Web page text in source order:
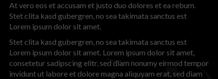
At vero eos et accusam et justo duo dolores et ea rebum.
Stet clita kasd gubergren, no sea takimata sanctus est
Lorem ipsum dolor sit amet.
Stet clita kasd gubergren, no sea takimata sanctus est
Lorem ipsum dolor sit amet. Lorem ipsum dolor sit amet,
consetetur sadipscing elitr, sed diam nonumy eirmod tempor
invidunt ut labore et dolore magna aliquyam erat, sed diam